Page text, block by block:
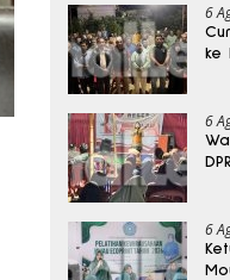
6
ke
6
6